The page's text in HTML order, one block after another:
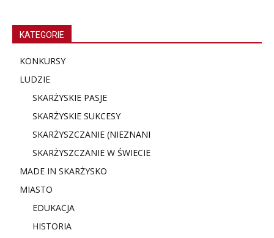
KATEGORIE
KONKURSY
LUDZIE
SKARŻYSKIE PASJE
SKARŻYSKIE SUKCESY
SKARŻYSZCZANIE (NIEZNANI
SKARŻYSZCZANIE W ŚWIECIE
MADE IN SKARŻYSKO
MIASTO
EDUKACJA
HISTORIA